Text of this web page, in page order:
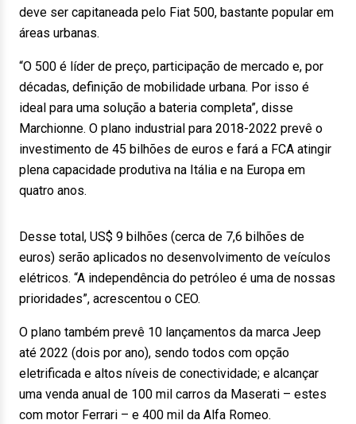
deve ser capitaneada pelo Fiat 500, bastante popular em
áreas urbanas.
“O 500 é líder de preço, participação de mercado e, por
décadas, definição de mobilidade urbana. Por isso é
ideal para uma solução a bateria completa”, disse
Marchionne. O plano industrial para 2018-2022 prevê o
investimento de 45 bilhões de euros e fará a FCA atingir
plena capacidade produtiva na Itália e na Europa em
quatro anos.
Desse total, US$ 9 bilhões (cerca de 7,6 bilhões de
euros) serão aplicados no desenvolvimento de veículos
elétricos. “A independência do petróleo é uma de nossas
prioridades”, acrescentou o CEO.
O plano também prevê 10 lançamentos da marca Jeep
até 2022 (dois por ano), sendo todos com opção
eletrificada e altos níveis de conectividade; e alcançar
uma venda anual de 100 mil carros da Maserati – estes
com motor Ferrari – e 400 mil da Alfa Romeo.